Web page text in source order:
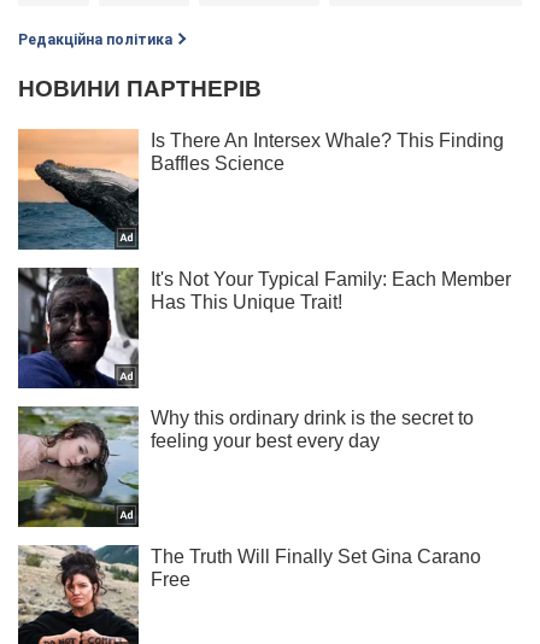
Редакційна політика